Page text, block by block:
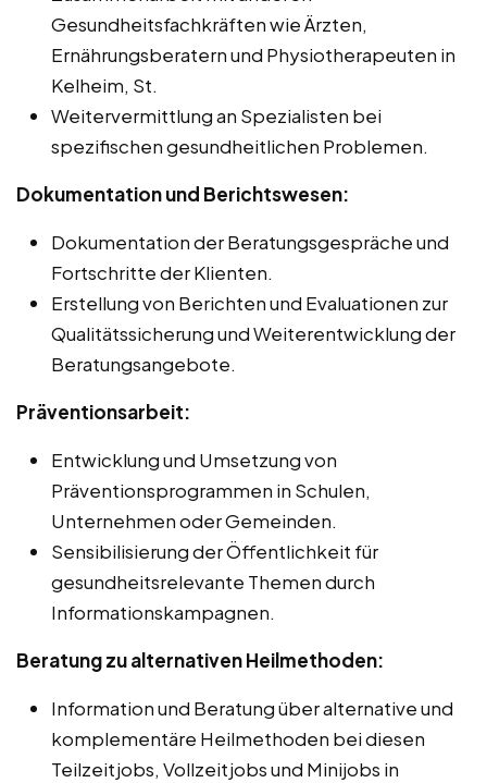
Gesundheitsfachkräften wie Ärzten,
Ernährungsberatern und Physiotherapeuten in
Kelheim, St.
Weitervermittlung an Spezialisten bei
spezifischen gesundheitlichen Problemen.
Dokumentation und Berichtswesen:
Dokumentation der Beratungsgespräche und
Fortschritte der Klienten.
Erstellung von Berichten und Evaluationen zur
Qualitätssicherung und Weiterentwicklung der
Beratungsangebote.
Präventionsarbeit:
Entwicklung und Umsetzung von
Präventionsprogrammen in Schulen,
Unternehmen oder Gemeinden.
Sensibilisierung der Öffentlichkeit für
gesundheitsrelevante Themen durch
Informationskampagnen.
Beratung zu alternativen Heilmethoden:
Information und Beratung über alternative und
komplementäre Heilmethoden bei diesen
Teilzeitjobs, Vollzeitjobs und Minijobs in